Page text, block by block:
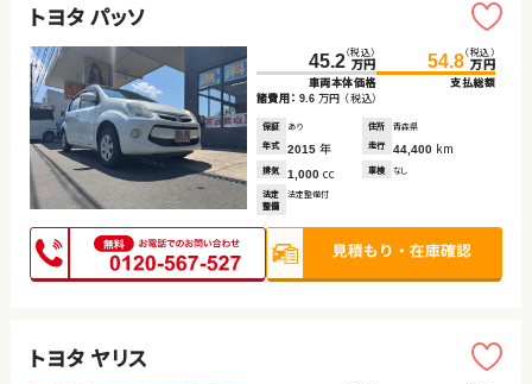
トヨタ パッソ
45.2（税込）
万円
車両本体価格
54.8（税込）
万円
支払総額
諸費用： 9.6 万円 （税込）
保証 あり 住所
青森県
年式
2015 年 走行 44,400 km
排気 1,000 cc 車検 なし
法定
整備
法定整備付
トヨタ ヤリス